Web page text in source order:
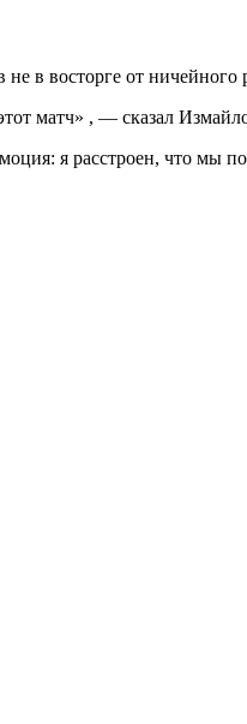
в восторге от
матч» , — сказал
я расстроен, что мы